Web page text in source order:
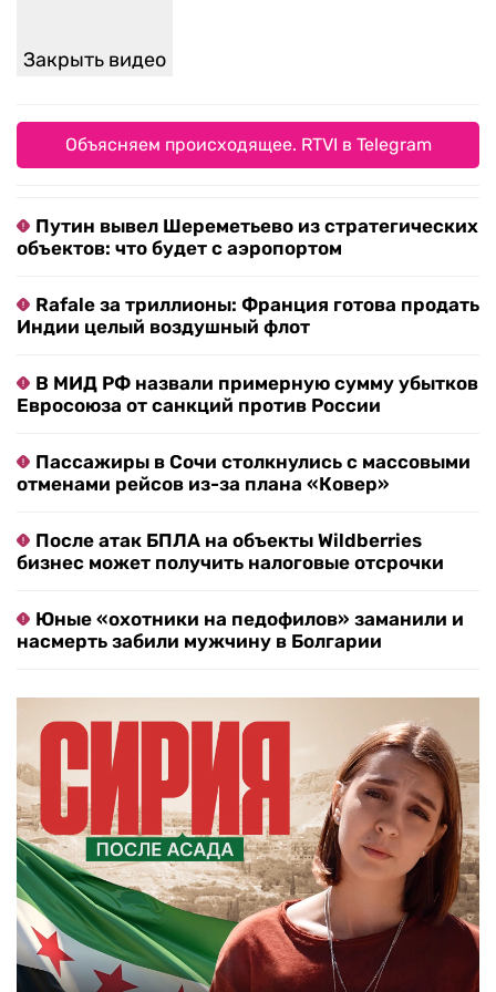
Закрыть видео
Объясняем происходящее. RTVI в Telegram
Путин вывел Шереметьево из стратегических
объектов: что будет с аэропортом
Rafale за триллионы: Франция готова продать
Индии целый воздушный флот
В МИД РФ назвали примерную сумму убытков
Евросоюза от санкций против России
Пассажиры в Сочи столкнулись с массовыми
отменами рейсов из-за плана «Ковер»
После атак БПЛА на объекты Wildberries
бизнес может получить налоговые отсрочки
Юные «охотники на педофилов» заманили и
насмерть забили мужчину в Болгарии